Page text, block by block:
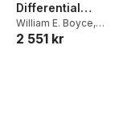
Differential
Equations and
Boundary Value
William E. Boyce,
Richard C. DiPrima
2 551 kr